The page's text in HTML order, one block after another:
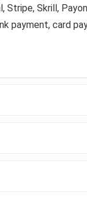
Stripe, Skrill,
payment, card